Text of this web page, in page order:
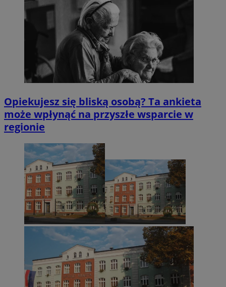
Opiekujesz się bliską osobą? Ta ankieta
może wpłynąć na przyszłe wsparcie w
regionie